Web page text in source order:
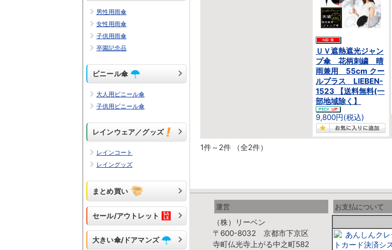
男性用雨傘
女性用雨傘
子供用雨傘
卒園記念品
ビニール傘
大人用ビニール傘
子供用ビニール傘
レインウェア／グッズ
レインコート
レイングッズ
まとめ買い
セール/アウトレット
大きい傘/ドアマンズ
ＵＶ遮熱遮光ジャン
プ傘 花柄刺繍 晴
雨兼用 55cm クー
ルプラス LIEBEN-
1523 【送料無料(一
部地域除く】
9,800円(税込)
1件～2件 （全2件）
運営
（株）リーベン
〒600-8032 京都市下京区
寺町仏光寺上がる中之町582
お支払について